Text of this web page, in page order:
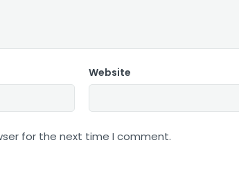
Website
for the next time I comment.